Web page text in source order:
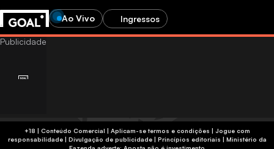
Ao Vivo Ingressos
+18 | Conteúdo Comercial | Aplicam-se termos e condições | Jogue com
responsabilidade| Divulgação de publicidade| Princípios editoriais | Ministério da